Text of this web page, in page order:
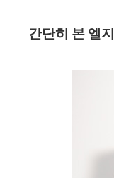
간단히 본 엘